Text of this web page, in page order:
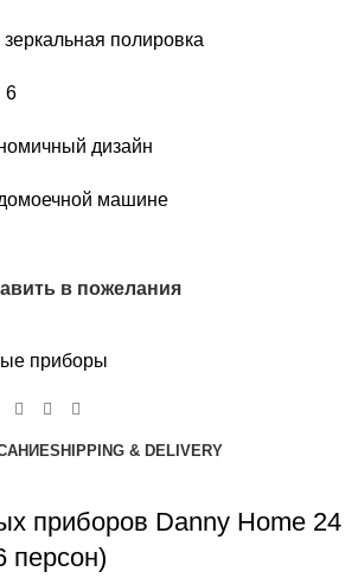
полировка
6
дизайн
машине
в пожелания
приборы
SHIPPING & DELIVERY
приборов Danny Home 24
персон)